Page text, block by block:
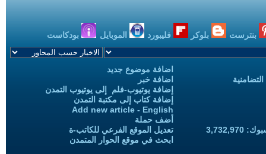
بنترست بلوكر فليبورد الموبايل بودكاست
اضافة موضوع جديد
اضافة خبر
إضافة يوتيوب-فلم إلى يوتيوب التمدن
إضافة كتاب إلى مكتبة التمدن
Add new article - English
أضف حملة
تعديل الموقع الفرعي للكاتب-ة
ابحث في موقع الحوار المتمدن